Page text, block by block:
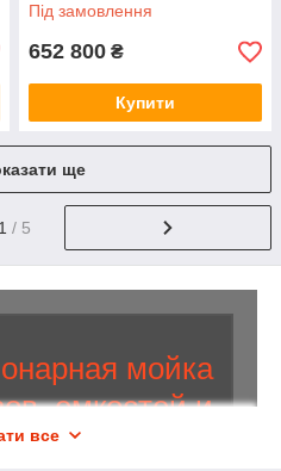
Під замовлення
652 800 ₴
Купити
ще
1 / 5
мойка
емкостей и
все